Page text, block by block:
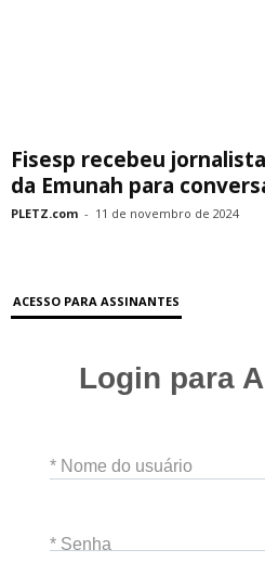
Fisesp recebeu
da Emunah para
PLETZ.com - 11 de novembro de 2024
ACESSO PARA ASSINANTES
Login para
* Nome do usuário
* Senha